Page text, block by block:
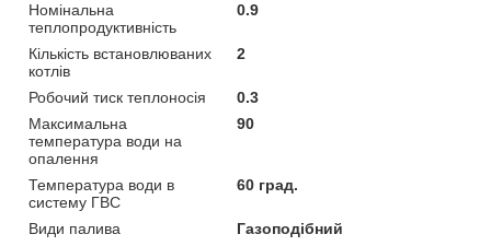
Номінальна
теплопродуктивність
0.9
Кількість встановлюваних
котлів
2
Робочий тиск теплоносія
0.3
Максимальна
температура води на
опалення
90
Температура води в
систему ГВС
60 град.
Види палива
Газоподібний